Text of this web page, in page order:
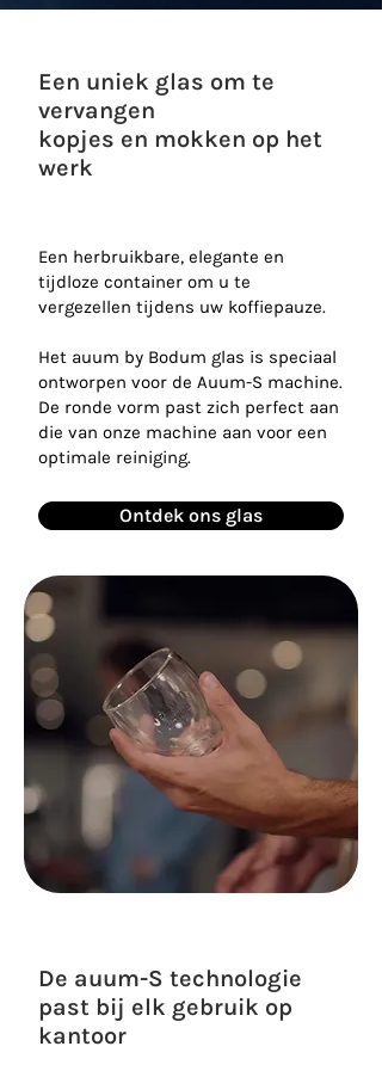
Een uniek glas om te
vervangen
kopjes en mokken op het
werk
Een herbruikbare, elegante en
tijdloze container om u te
vergezellen tijdens uw koffiepauze.
Het auum by Bodum glas is speciaal
ontworpen voor de Auum-S machine.
De ronde vorm past zich perfect aan
die van onze machine aan voor een
optimale reiniging.
Ontdek ons ​​glas
De auum-S technologie
past bij elk gebruik op
kantoor